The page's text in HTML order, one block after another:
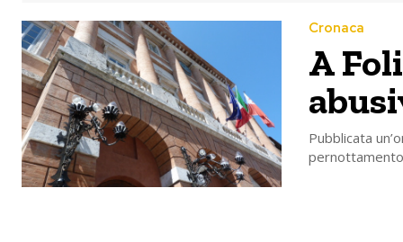
Cronaca
A
Pubblicata